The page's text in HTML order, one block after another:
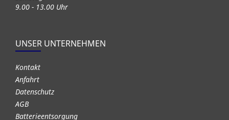
9.00 - 13.00 Uhr
UNSER UNTERNEHMEN
Kontakt
Anfahrt
Datenschutz
AGB
Batterieentsorgung